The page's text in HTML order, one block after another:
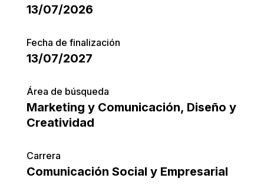
13/07/2026
Fecha de finalización
13/07/2027
Área de búsqueda
Marketing y Comunicación, Diseño y
Creatividad
Carrera
Comunicación Social y Empresarial